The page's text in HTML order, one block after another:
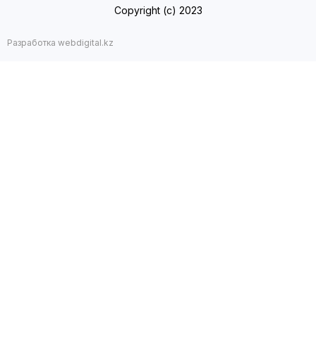
Copyright (с) 2023
Разработка webdigital.kz